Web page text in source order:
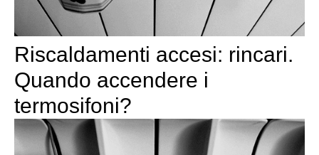
Riscaldamenti accesi: rincari.
Quando accendere i
termosifoni?